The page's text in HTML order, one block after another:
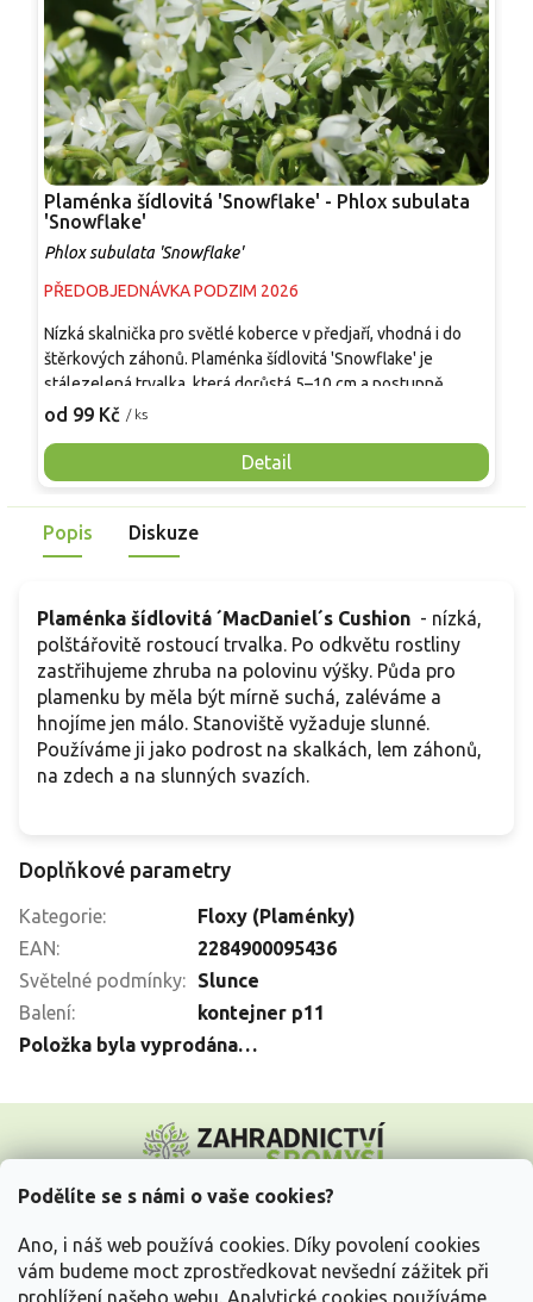
Podělíte se s námi o vaše cookies?
Ano, i náš web používá cookies. Díky povolení cookies
vám budeme moct zprostředkovat nevšední zážitek při
prohlížení našeho webu. Analytické cookies používáme
Plaménka šídlovitá 'Snowflake' - Phlox subulata
'Snowflake'
Phlox subulata 'Snowflake'
PŘEDOBJEDNÁVKA PODZIM 2026
od 99 Kč / ks
Detail
Nízká skalnička pro světlé koberce v předjaří, vhodná i do
štěrkových záhonů. Plaménka šídlovitá 'Snowflake' je
stálezelená trvalka, která dorůstá 5–10 cm a postupně
zakrývá půdu do šířky kolem 0,3–0,45 m. Kvetení probíhá v
jemnou krajku. Vyžaduje slunné stanoviště, dobré odvodnění
a střídmou zálivku, v zimě jí škodí dlouhé zamokření. Ve
srovnání s tařicí kvete podobně brzy, ale zůstává nižší a lépe
vyplní spáry mezi kameny.
Popis Diskuze
Plaménka šídlovitá ´MacDaniel´s Cushion - nízká,
polštářovitě rostoucí trvalka. Po odkvětu rostliny
zastřihujeme zhruba na polovinu výšky. Půda pro
plamenku by měla být mírně suchá, zaléváme a
hnojíme jen málo. Stanoviště vyžaduje slunné.
Používáme ji jako podrost na skalkách, lem záhonů,
na zdech a na slunných svazích.
Doplňkové parametry
Kategorie:
Floxy (Plaménky)
EAN:
2284900095436
Světelné podmínky:
Slunce
Balení:
kontejner p11
Položka byla vyprodána…
p
Vše o nákupu